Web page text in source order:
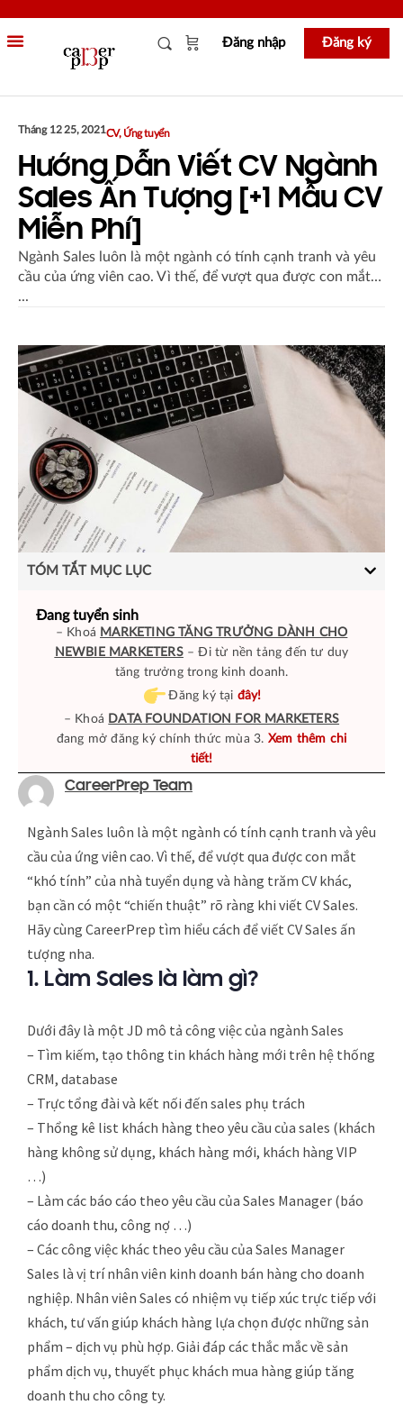
Đăng nhập Đăng ký
Tháng 12 25, 2021CV, Ứng tuyển
Hướng Dẫn Viết CV Ngành
Sales Ấn Tượng [+1 Mẫu CV
Miễn Phí]
Ngành Sales luôn là một ngành có tính cạnh tranh và yêu
cầu của ứng viên cao. Vì thế, để vượt qua được con mắt…
...
TÓM TẮT MỤC LỤC
Đang tuyển sinh
– Khoá MARKETING TĂNG TRƯỞNG DÀNH CHO
NEWBIE MARKETERS– Đi từ nền tảng đến tư duy
tăng trưởng trong kinh doanh.
Đăng ký tại đây!
– Khoá DATA FOUNDATION FOR MARKETERS
đang mở đăng ký chính thức mùa 3. Xem thêm chi
tiết!
CareerPrep Team
Ngành Sales luôn là một ngành có tính cạnh tranh và yêu
cầu của ứng viên cao. Vì thế, để vượt qua được con mắt
“khó tính” của nhà tuyển dụng và hàng trăm CV khác,
bạn cần có một “chiến thuật” rõ ràng khi viết CV Sales.
Hãy cùng CareerPrep tìm hiểu cách để viết CV Sales ấn
tượng nha.
1. Làm Sales là làm gì?
Dưới đây là một JD mô tả công việc của ngành Sales
– Tìm kiếm, tạo thông tin khách hàng mới trên hệ thống
CRM, database
– Trực tổng đài và kết nối đến sales phụ trách
– Thổng kê list khách hàng theo yêu cầu của sales (khách
hàng không sử dụng, khách hàng mới, khách hàng VIP
…)
– Làm các báo cáo theo yêu cầu của Sales Manager (báo
cáo doanh thu, công nợ …)
– Các công việc khác theo yêu cầu của Sales Manager
Sales là vị trí nhân viên kinh doanh bán hàng cho doanh
nghiệp. Nhân viên Sales có nhiệm vụ tiếp xúc trực tiếp với
khách, tư vấn giúp khách hàng lựa chọn được những sản
phẩm – dịch vụ phù hợp. Giải đáp các thắc mắc về sản
phẩm dịch vụ, thuyết phục khách mua hàng giúp tăng
doanh thu cho công ty.